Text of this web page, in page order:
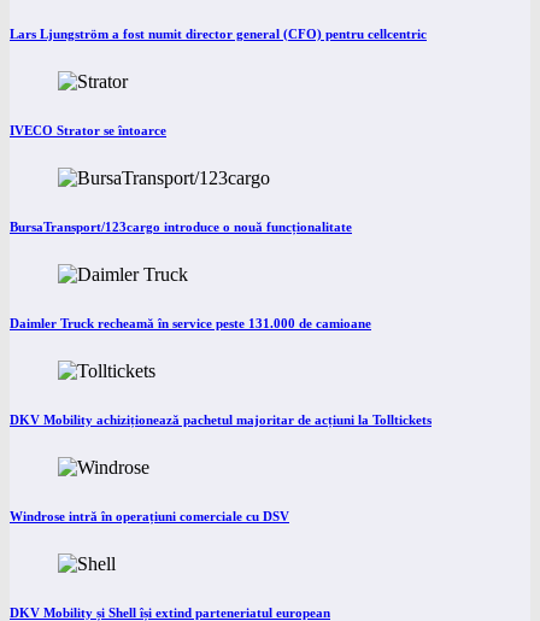
Lars Ljungström a fost numit director general (CFO) pentru cellcentric
IVECO Strator se întoarce
BursaTransport/123cargo introduce o nouă funcționalitate
Daimler Truck recheamă în service peste 131.000 de camioane
DKV Mobility achiziționează pachetul majoritar de acțiuni la Tolltickets
Windrose intră în operațiuni comerciale cu DSV
DKV Mobility și Shell își extind parteneriatul european